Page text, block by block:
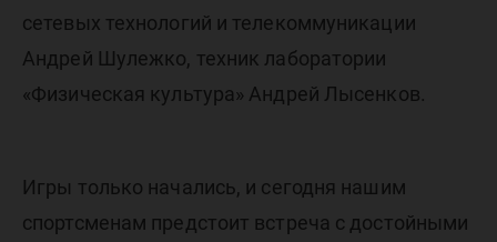
сетевых технологий и телекоммуникации
Андрей Шулежко, техник лаборатории
«Физическая культура» Андрей Лысенков.
Игры только начались, и сегодня нашим
спортсменам предстоит встреча с достойными